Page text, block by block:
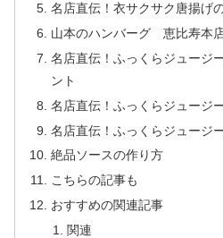
名店直伝！衣サクサク唐揚げ
山本のハンバーグ 恵比寿本
名店直伝！ふっくらジュージ
ント
名店直伝！ふっくらジュージ
名店直伝！ふっくらジュージ
絶品ソースの作り方
こちらの記事も
おすすめの関連記事
関連